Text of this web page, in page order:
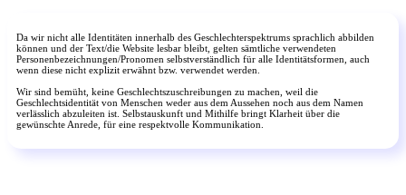
Da wir nicht alle Identitäten innerhalb des Geschlechterspektrums sprachlich abbilden
können und der Text/die Website lesbar bleibt, gelten sämtliche verwendeten
Personenbezeichnungen/Pronomen selbstverständlich für alle Identitätsformen, auch
wenn diese nicht explizit erwähnt bzw. verwendet werden.
Wir sind bemüht, keine Geschlechtszuschreibungen zu machen, weil die
Geschlechtsidentität von Menschen weder aus dem Aussehen noch aus dem Namen
verlässlich abzuleiten ist. Selbstauskunft und Mithilfe bringt Klarheit über die
gewünschte Anrede, für eine respektvolle Kommunikation.